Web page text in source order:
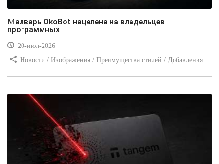
Малварь OkoBot нацелена на владельцев
программных
20-июл-2026
Новости / Изображения / Преимущества стилей / Добавления